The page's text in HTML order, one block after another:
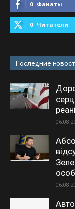
0 Фанаты
0 Читатели
Последние
Авто